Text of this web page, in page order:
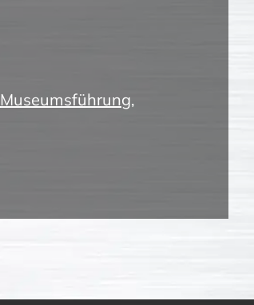
Museumsführung,